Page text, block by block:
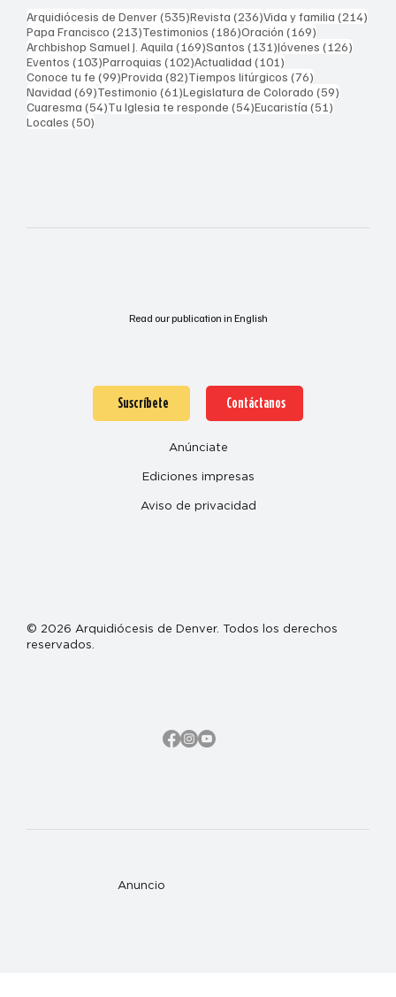
Arquidiócesis de Denver(535)535 entradas
Revista (236)236 entradas
Vida y familia (214)
Papa Francisco (213)213 entradas
Testimonios (186)186 entradas
Oración (169)
Archbishop Samuel J. Aquila (169)169 entradas
Santos (131)131 entradas
Jóvenes (126)
Eventos (103)103 entradas
Parroquias (102)102 entradas
Actualidad (101)
Conoce tu fe (99)99 entradas
Provida (82)82 entradas
Tiempos litúrgicos (76)
Navidad (69)69 entradas
Testimonio (61)61 entradas
Legislatura de Colorado (59)
Cuaresma (54)54 entradas
Tu Iglesia te responde (54)54 entradas
Eucaristía (51)
Locales (50)
Read our publication in English
Anuncio
Suscríbete Contáctanos
Anúnciate
Ediciones impresas
Aviso de privacidad
© 2026 Arquidiócesis de Denver. Todos los derechos
reservados.